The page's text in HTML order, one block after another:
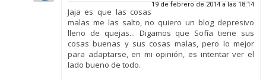
19 de febrero de 2014 a las 18:14
Jaja es que las cosas
malas me las salto, no quiero un blog depresivo
lleno de quejas... Digamos que Sofía tiene sus
cosas buenas y sus cosas malas, pero lo mejor
para adaptarse, en mi opinión, es intentar ver el
lado bueno de todo.